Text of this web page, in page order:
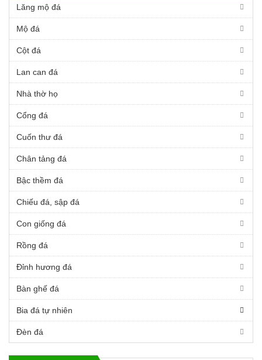
Lăng mộ đá
Mộ đá
Cột đá
Lan can đá
Nhà thờ họ
Cổng đá
Cuốn thư đá
Chân tảng đá
Bậc thềm đá
Chiếu đá, sập đá
Con giống đá
Rồng đá
Đỉnh hương đá
Bàn ghế đá
Bia đá tự nhiên
Đèn đá